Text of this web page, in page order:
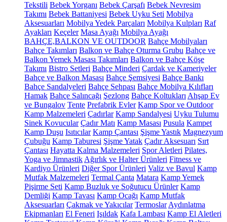
Tekstili Bebek Yorganı Bebek Çarşafı Bebek Nevresim
Takımı Bebek Battaniyesi Bebek Uyku Seti Mobilya
Aksesuarları Mobilya Yedek Parçaları Mobilya Kulpları Raf
Ayakları Keçeler Masa Ayağı Mobilya Ayağı
BAHÇE,BALKON VE OUTDOOR Bahçe Mobilyaları
Bahçe Takımları Balkon ve Bahçe Oturma Grubu Bahçe ve
Balkon Yemek Masası Takımları Balkon ve Bahçe Köşe
Takımı Bistro Setleri Bahçe Minderi Çardak ve Kameriyeler
Bahçe ve Balkon Masası Bahçe Şemsiyesi Bahçe Bankı
Bahçe Sandalyeleri Bahçe Sehpası Bahçe Mobilya Kılıfları
Hamak Bahçe Salıncağı Şezlong Bahçe Koltukları Ahşap Ev
ve Bungalov Tente Prefabrik Evler Kamp Spor ve Outdoor
Kamp Malzemeleri Çadırlar Kamp Sandalyesi Uyku Tulumu
Sinek Kovucular Çadır Matı Kamp Masası Pusula Kampet
Kamp Duşu Isıtıcılar Kamp Çantası Şişme Yastık Magnezyum
Çubuğu Kamp Taburesi Şişme Yatak Çadır Aksesuarı Sırt
Çantası Hayatta Kalma Malzemeleri Spor Aletleri Pilates,
Yoga ve Jimnastik Ağırlık ve Halter Ürünleri Fitness ve
Kardiyo Ürünleri Diğer Spor Ürünleri Valiz ve Bavul Kamp
Mutfak Malzemeleri Termal Çanta Matara Kamp Yemek
Pişirme Seti Kamp Buzluk ve Soğutucu Ürünler Kamp
Demliği Kamp Tavası Kamp Ocağı Kamp Mutfak
Aksesuarları Çakmak ve Yakıcılar Termoslar Aydınlatma
Ekipmanları El Feneri Işıldak Kafa Lambası Kamp El Aletleri